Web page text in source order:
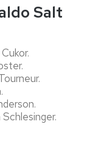
Salt